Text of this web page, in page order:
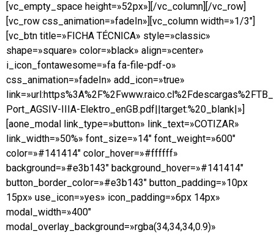
[vc_empty_space height=»52px»][/vc_column][/vc_row]
[vc_row css_animation=»fadeIn»][vc_column width=»1/3″]
[vc_btn title=»FICHA TÉCNICA» style=»classic»
shape=»square» color=»black» align=»center»
i_icon_fontawesome=»fa fa-file-pdf-o»
css_animation=»fadeIn» add_icon=»true»
Port_AGSIV-IIIA-Elektro_enGB.pdf||target:%20_blank|»]
[aone_modal link_type=»button» link_text=»COTIZAR»
link_width=»50%» font_size=»14″ font_weight=»600″
color=»#141414″ color_hover=»#ffffff»
background=»#e3b143″ background_hover=»#141414″
button_border_color=»#e3b143″ button_padding=»10px
15px» use_icon=»yes» icon_padding=»6px 14px»
modal_width=»400″
modal_overlay_background=»rgba(34,34,34,0.9)»